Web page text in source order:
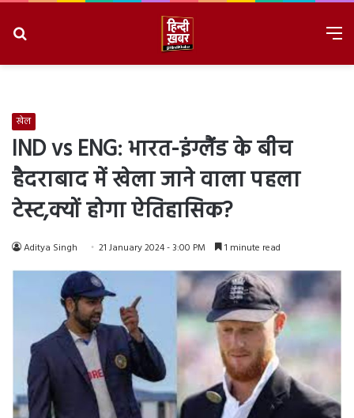
खेल
IND vs ENG: भारत-इंग्लैंड के बीच
हैदराबाद में खेला जाने वाला पहला
टेस्ट,क्यों होगा ऐतिहासिक?
Aditya Singh 21 January 2024 - 3:00 PM 1 minute read